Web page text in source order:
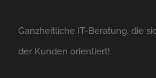
Ganzheitliche IT-Beratung, die
der Kunden orientiert!